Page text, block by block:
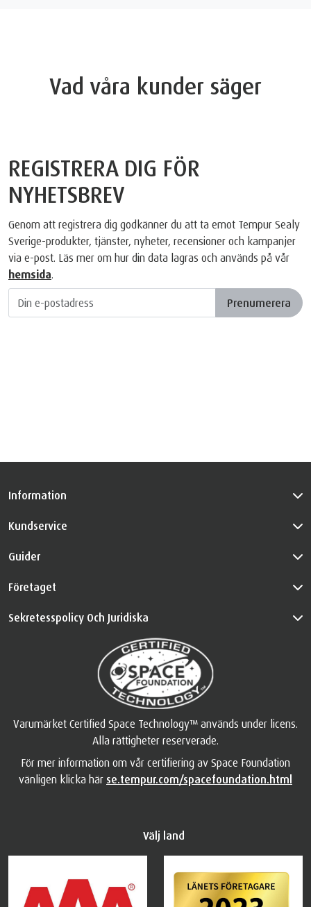
Vad våra kunder säger
REGISTRERA DIG FÖR
NYHETSBREV
Genom att registrera dig godkänner du att ta emot Tempur Sealy
Sverige-produkter, tjänster, nyheter, recensioner och kampanjer
via e-post. Läs mer om hur din data lagras och används på vår
hemsida.
Prenumerera
Information
Kundservice
Guider
Företaget
Sekretesspolicy Och Juridiska
Varumärket Certified Space Technology™ används under licens.
Alla rättigheter reserverade.
För mer information om vår certifiering av Space Foundation
vänligen klicka här se.tempur.com/spacefoundation.html
Välj land